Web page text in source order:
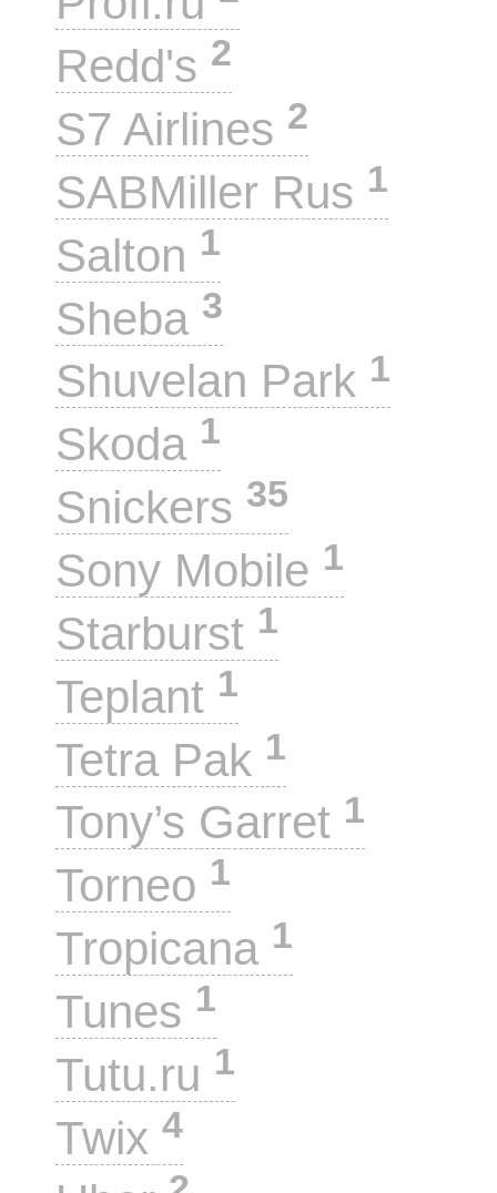
Redd's 2
S7 Airlines 2
SABMiller Rus 1
Salton 1
Sheba 3
Shuvelan Park 1
Skoda 1
Snickers 35
Sony Mobile 1
Starburst 1
Teplant 1
Tetra Pak 1
Tony’s Garret 1
Torneo 1
Tropicana 1
Tunes 1
Tutu.ru 1
Twix 4